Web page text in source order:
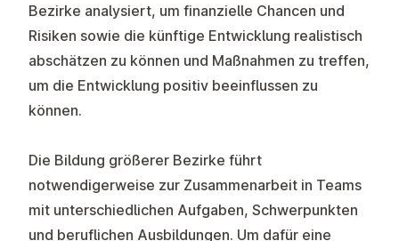
Bezirke analysiert, um finanzielle Chancen und
Risiken sowie die künftige Entwicklung realistisch
abschätzen zu können und Maßnahmen zu treffen,
um die Entwicklung positiv beeinflussen zu
können.
Die Bildung größerer Bezirke führt
notwendigerweise zur Zusammenarbeit in Teams
mit unterschiedlichen Aufgaben, Schwerpunkten
und beruflichen Ausbildungen. Um dafür eine